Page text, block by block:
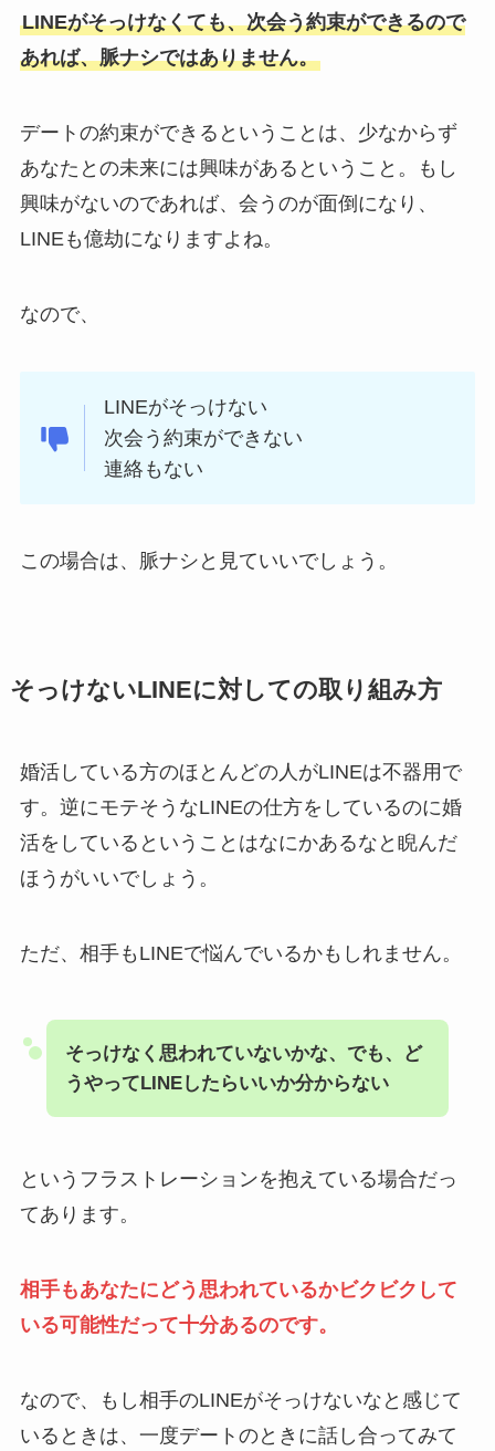
LINEがそっけなくても、次会う約束ができるので
あれば、脈ナシではありません。
デートの約束ができるということは、少なからず
あなたとの未来には興味があるということ。もし
興味がないのであれば、会うのが面倒になり、
LINEも億劫になりますよね。
なので、
LINEがそっけない
次会う約束ができない
連絡もない
この場合は、脈ナシと見ていいでしょう。
そっけないLINEに対しての取り組み方
婚活している方のほとんどの人がLINEは不器用で
す。逆にモテそうなLINEの仕方をしているのに婚
活をしているということはなにかあるなと睨んだ
ほうがいいでしょう。
ただ、相手もLINEで悩んでいるかもしれません。
そっけなく思われていないかな、でも、ど
うやってLINEしたらいいか分からない
というフラストレーションを抱えている場合だっ
てあります。
相手もあなたにどう思われているかビクビクして
いる可能性だって十分あるのです。
なので、もし相手のLINEがそっけないなと感じて
いるときは、一度デートのときに話し合ってみて